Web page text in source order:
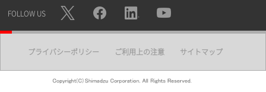
FOLLOW US
プライバシーポリシー ご利用上の注意 サイトマップ